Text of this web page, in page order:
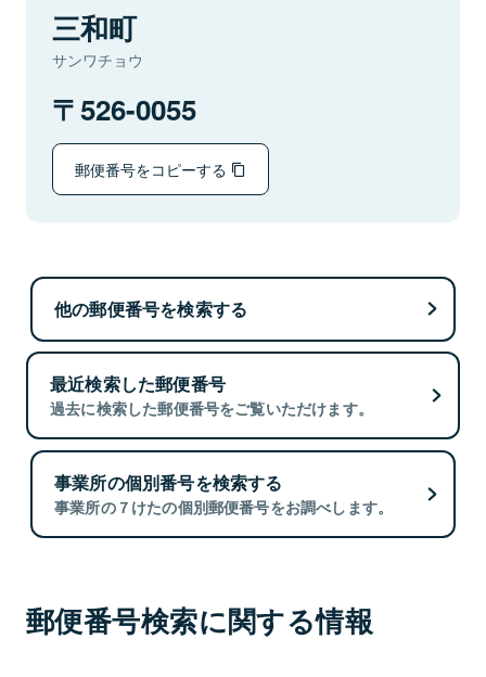
三和町
サンワチョウ
526-0055
郵便番号をコピーする
他の郵便番号を検索する
最近検索した郵便番号
過去に検索した郵便番号をご覧いただけます。
事業所の個別番号を検索する
事業所の７けたの個別郵便番号をお調べします。
郵便番号検索に関する情報